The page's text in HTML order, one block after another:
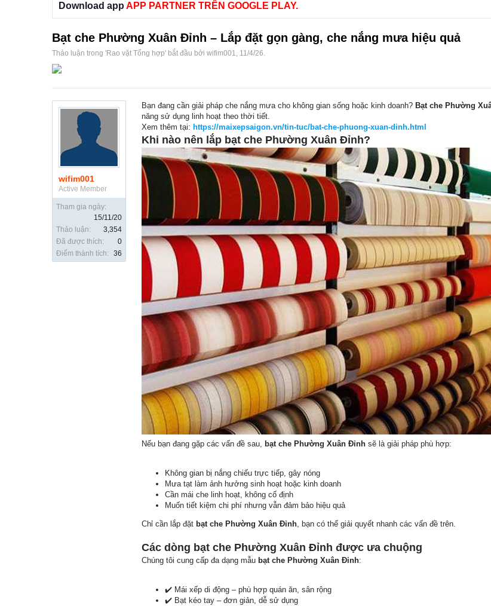
Download app APP PARTNER TRÊN GOOGLE PLAY.
Bạt che Phường Xuân Đỉnh – Lắp đặt gọn gàng, che nắng mưa hiệu quả
Thảo luận trong 'Rao vặt Tổng hợp' bắt đầu bởi wifim001, 11/4/26.
wifim001
Active Member
Tham gia ngày:
15/11/20
Thảo luận:
3,354
Đã được thích:
0
Điểm thành tích:
36
Bạn đang cần giải pháp che nắng mưa cho không gian sống hoặc kinh doanh? Bạt che Phường
năng sử dụng linh hoạt theo thời tiết.
Xem thêm tại: https://maixepsaigon.vn/tin-tuc/bat-che-phuong-xuan-dinh.html
Khi nào nên lắp bạt che Phường Xuân Đỉnh?
Nếu bạn đang gặp các vấn đề sau, bạt che Phường Xuân Đỉnh sẽ là giải pháp phù hợp:
Không gian bị nắng chiếu trực tiếp, gây nóng
Mưa tạt làm ảnh hưởng sinh hoạt hoặc kinh doanh
Cần mái che linh hoạt, không cố định
Muốn tiết kiệm chi phí nhưng vẫn đảm bảo hiệu quả
Chỉ cần lắp đặt bạt che Phường Xuân Đỉnh, bạn có thể giải quyết nhanh các vấn đề trên.
Các dòng bạt che Phường Xuân Đỉnh được ưa chuộng
Chúng tôi cung cấp đa dạng mẫu bạt che Phường Xuân Đỉnh:
✔️ Mái xếp di động – phù hợp quán ăn, sân rộng
✔️ Bạt kéo tay – đơn giản, dễ sử dụng